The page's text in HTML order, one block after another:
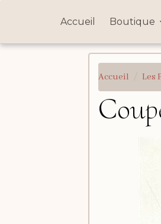
Accueil Boutique
Accueil Les